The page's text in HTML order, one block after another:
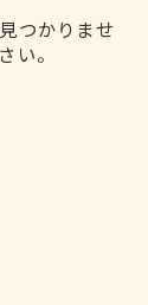
つかりませ
い。